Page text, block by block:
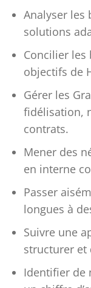
Analyser les
solutions
Concilier les
objectifs de
Gérer les
fidélisation,
contrats.
Mener des
en interne
Passer
longues à
Suivre une
structurer et
Identifier de